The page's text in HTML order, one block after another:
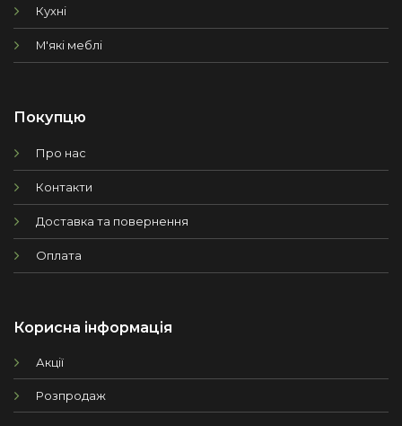
Кухні
М'які меблі
Покупцю
Про нас
Контакти
Доставка та повернення
Оплата
Корисна інформація
Акції
Розпродаж